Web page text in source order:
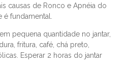
causas de Ronco e Apnéia do
é fundamental.
pequena quantidade no jantar,
fritura, café, chá preto,
Esperar 2 horas do jantar